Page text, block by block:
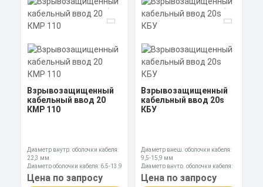
Взрывозащищенный
кабельный ввод 20
КМР 110
Диаметр внутр. оболочки кабеля:
22,3 мм
Диаметр оболочки кабеля: 6,5-13,9
мм
Дииаметр МР наруж.,мм: 28,5
Цена по запросу
Взрывозащищенный
кабельный ввод 20s
КБУ
Диаметр внеш. оболочки кабеля:
9,5-15,9 мм
Диаметр внутр. оболочки кабеля:
6,1-11,7 мм
Длина: 84,3 мм
Цена по запросу